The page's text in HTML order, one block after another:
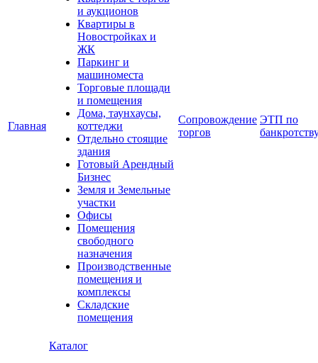
Главная
и аукционов
Квартиры в
Новостройках и
ЖК
Паркинг и
машиноместа
Торговые площади
и помещения
Дома, таунхаусы,
коттеджи
Отдельно стоящие
здания
Готовый Арендный
Бизнес
Земля и Земельные
участки
Офисы
Помещения
свободного
назначения
Производственные
помещения и
комплексы
Складские
помещения
Сопровождение
торгов
ЭТП по
Каталог